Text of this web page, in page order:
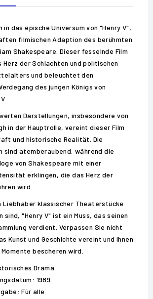
in das epische Universum von "Henry V",
filmischen Adaption des berühmten
Shakespeare. Dieser fesselnde Film
der Schlachten und politischen
und beleuchtet den
des jungen Königs von
Darstellungen, insbesondere von
in der Hauptrolle, vereint dieser Film
und historische Realität. Die
sind atemberaubend, während die
von Shakespeare mit einer
erklingen, die das Herz der
wird.
Liebhaber klassischer Theaterstücke
sind, "Henry V" ist ein Muss, das seinen
verdient. Verpassen Sie nicht
Kunst und Geschichte vereint und Ihnen
bescheren wird.
Drama
1989
Für alle